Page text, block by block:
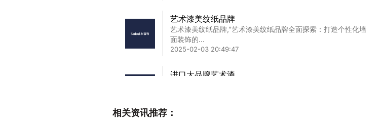
艺术漆美纹纸品牌
艺术漆美纹纸品牌,"艺术漆美纹纸品牌全面探索：打造个性化墙
面装饰的...
2025-02-03 20:49:47
进口大品牌艺术漆
相关资讯推荐：